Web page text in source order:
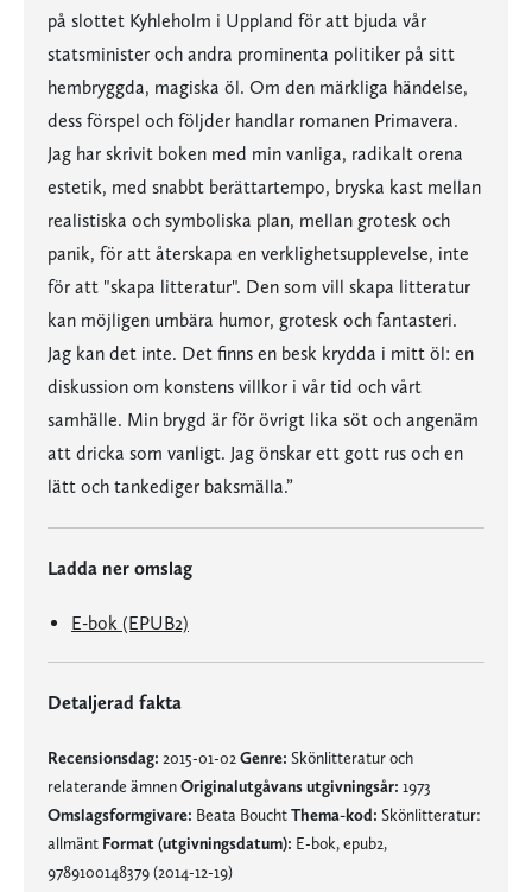
på slottet Kyhleholm i Uppland för att bjuda vår
statsminister och andra prominenta politiker på sitt
hembryggda, magiska öl. Om den märkliga händelse,
dess förspel och följder handlar romanen Primavera.
Jag har skrivit boken med min vanliga, radikalt orena
estetik, med snabbt berättartempo, bryska kast mellan
realistiska och symboliska plan, mellan grotesk och
panik, för att återskapa en verklighetsupplevelse, inte
för att "skapa litteratur". Den som vill skapa litteratur
kan möjligen umbära humor, grotesk och fantasteri.
Jag kan det inte. Det finns en besk krydda i mitt öl: en
diskussion om konstens villkor i vår tid och vårt
samhälle. Min brygd är för övrigt lika söt och angenäm
att dricka som vanligt. Jag önskar ett gott rus och en
lätt och tankediger baksmälla.”
Ladda ner omslag
E-bok (EPUB2)
Detaljerad fakta
Recensionsdag: 2015-01-02 Genre: Skönlitteratur och
relaterande ämnenOriginalutgåvans utgivningsår: 1973
Omslagsformgivare: Beata BouchtThema-kod: Skönlitteratur:
allmänt Format (utgivningsdatum): E-bok, epub2,
9789100148379 (2014-12-19)